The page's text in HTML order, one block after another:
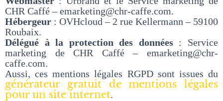
CHR Caffé – emarketing@chr-caffe.com.
Hébergeur : OVHcloud – 2 rue Kellermann – 59100
Roubaix.
Délégué à la protection des données: Service
marketing de CHR Caffé – emarketing@chr-
caffe.com.
Aussi, ces mentions légales RGPD sont issues du
générateur gratuit de mentions légales
pour un site internet.